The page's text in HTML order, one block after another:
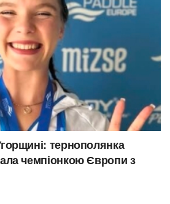
тернополянка
чемпіонкою Європи з